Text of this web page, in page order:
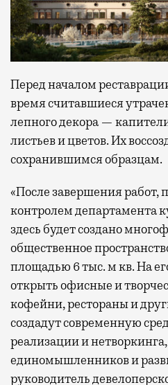
Перед началом
время считавшиеся
лепного декора —
листьев и цветов. Их
сохранившимся образцам.
«После завершения работ,
контролем департамента
здесь будет создано
общественное
площадью 6 тыс. м кв. На
открыть офисные и
кофейни, рестораны и
создадут современную
реализации и
единомышленников и
руководитель